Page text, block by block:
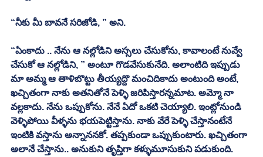
“నీకు మీ బావనే సరిజోడి, ” అని.
“ఏంకాదు .. నేను ఆ నల్లోడిని అస్సలు చేసుకోను, కావాలంటే నువ్వే
చేసుకో ఆ నల్లోడిని, ” అంటూ గొడవేసుకునేది. అలాంటిది ఇప్పుడు
మా అమ్మ ఆ తాళిబొట్టు తీయ్యద్దొ మంచిదికాదు అంటుంది అంటే,
ఖచ్చితంగా నాకు అతనితోనే పెళ్ళి జరిపిస్తారన్నమాట. అమ్మో నా
వల్లకాదు. నేను ఒప్పుకోను. నేనే ఏదో ఒకటి చెయ్యాలి. ఇంట్లోనుండి
వెళ్ళిపోయి వీళ్ళను భయపెట్టిస్తాను. నాకు వేరే పెళ్ళి చేస్తానంటేనే
ఇంటికి వస్తాను అన్నాననకో. తప్పకుండా ఒప్పుకుంటారు. ఖచ్చితంగా
అలానే చేస్తాను.. అనుకుని తృప్తిగా కళ్ళుమూసుకుని పడుకుంది.